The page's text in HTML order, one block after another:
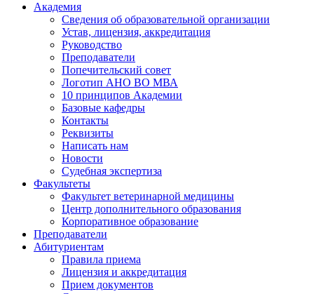
Академия
Сведения об образовательной организации
Устав, лицензия, аккредитация
Руководство
Преподаватели
Попечительский совет
Логотип АНО ВО МВА
10 принципов Академии
Базовые кафедры
Контакты
Реквизиты
Написать нам
Новости
Судебная экспертиза
Факультеты
Факультет ветеринарной медицины
Центр дополнительного образования
Корпоративное образование
Преподаватели
Абитуриентам
Правила приема
Лицензия и аккредитация
Прием документов